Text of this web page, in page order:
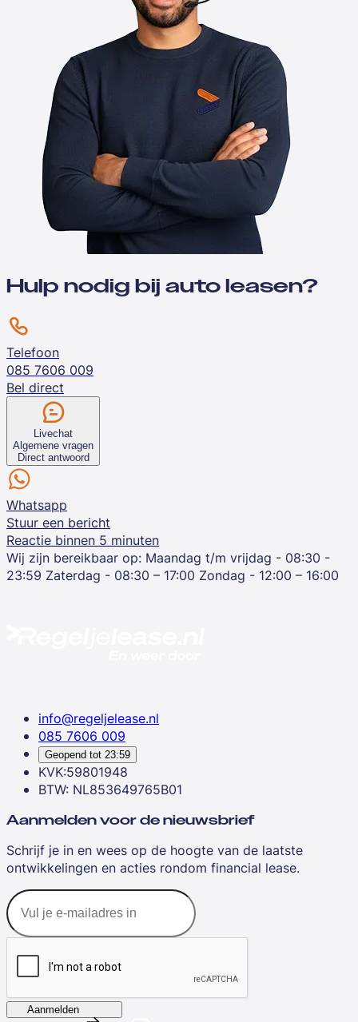
Hulp nodig bij auto leasen?
Telefoon
085 7606 009
Bel direct
Livechat
Algemene vragen
Direct antwoord
Whatsapp
Stuur een bericht
Reactie binnen 5 minuten
Wij zijn bereikbaar op: Maandag t/m vrijdag - 08:30 -
23:59 Zaterdag - 08:30 – 17:00 Zondag - 12:00 – 16:00
info@regeljelease.nl
085 7606 009
Geopend tot 23:59
KVK:59801948
BTW: NL853649765B01
Aanmelden voor de nieuwsbrief
Schrijf je in en wees op de hoogte van de laatste
ontwikkelingen en acties rondom financial lease.
Aanmelden